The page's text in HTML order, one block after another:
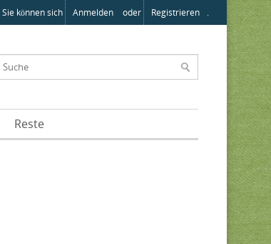
Sie können sich Anmelden oder Registrieren .
Reste